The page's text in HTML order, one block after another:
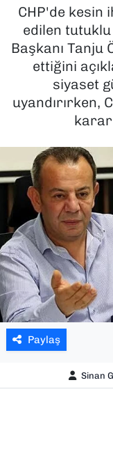
CHP'de kesin
edilen
Başkanı Tanju
ettiğini
siyaset
uyandırırken,
Paylaş
Sinan
KÜLTÜR
MAGAZİN
POLİTİKA
SAĞLIK
SPOR
TEKNOLOJİ
YAŞAM
YEREL
Son Dakika
Haber Arşivi